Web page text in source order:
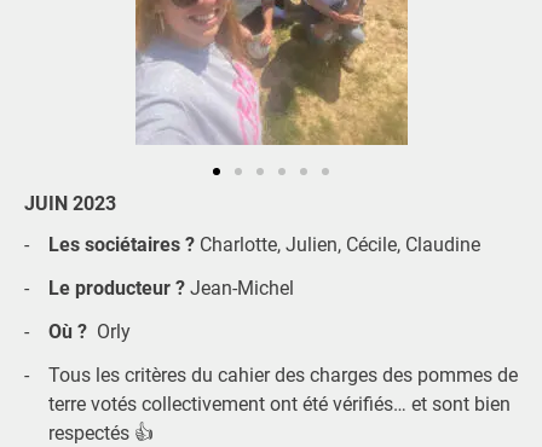
JUIN 2023
Les sociétaires ? Charlotte, Julien, Cécile, Claudine
Le producteur ? Jean-Michel
Où ? Orly
Tous les critères du cahier des charges des pommes de
terre votés collectivement ont été vérifiés… et sont bien
respectés 👍